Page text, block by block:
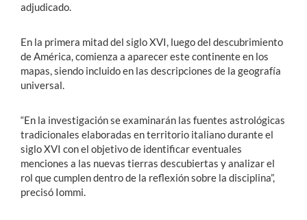
adjudicado.
En la primera mitad del siglo XVI, luego del descubrimiento
de América, comienza a aparecer este continente en los
mapas, siendo incluido en las descripciones de la geografía
universal.
“En la investigación se examinarán las fuentes astrológicas
tradicionales elaboradas en territorio italiano durante el
siglo XVI con el objetivo de identificar eventuales
menciones a las nuevas tierras descubiertas y analizar el
rol que cumplen dentro de la reflexión sobre la disciplina”,
precisó Iommi.